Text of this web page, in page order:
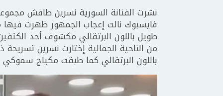
نشرت الفنانة السورية نسرين طافش
فايسبوك نالت إعجاب الجمهور ظهرت
طويل باللون البرتقالي مكشوف أحد
من الناحية الجمالية إختارت نسرين
باللون البرتقالي كما طبقت مكياج سموكي